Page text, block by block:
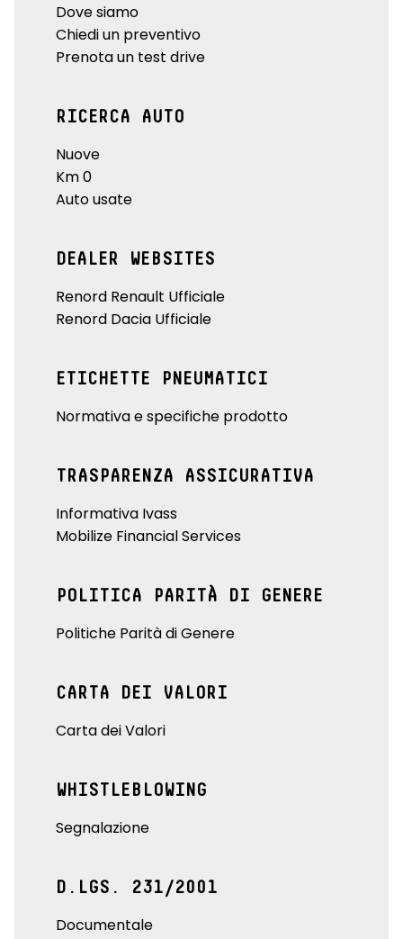
Dove siamo
Chiedi un preventivo
Prenota un test drive
RICERCA AUTO
Nuove
Km 0
Auto usate
DEALER WEBSITES
Renord Renault Ufficiale
Renord Dacia Ufficiale
ETICHETTE PNEUMATICI
Normativa e specifiche prodotto
TRASPARENZA ASSICURATIVA
Informativa Ivass
Mobilize Financial Services
POLITICA PARITÀ DI GENERE
Politiche Parità di Genere
CARTA DEI VALORI
Carta dei Valori
WHISTLEBLOWING
Segnalazione
D.LGS. 231/2001
Documentale